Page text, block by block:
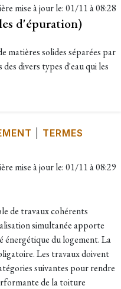
mise à jour le:01/11 à 08:28
d'épuration)
matières solides séparées par
divers types d'eau qui les
TERMES
mise à jour le:01/11 à 08:29
de travaux cohérents
simultanée apporte
énergétique du logement. La
Les travaux doivent
suivantes pour rendre
de la toiture